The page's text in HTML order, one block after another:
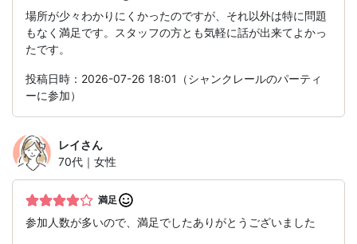
場所が少々わかりにくかったのですが、それ以外は特に問題
もなく満足です。スタッフの方とも気軽に話が出来てよかっ
たです。
投稿日時：2026-07-26 18:01（シャンクレールのパーティ
ーに参加）
レイさん
70代｜女性
満足
参加人数が多いので、満足でしたありがとうございました